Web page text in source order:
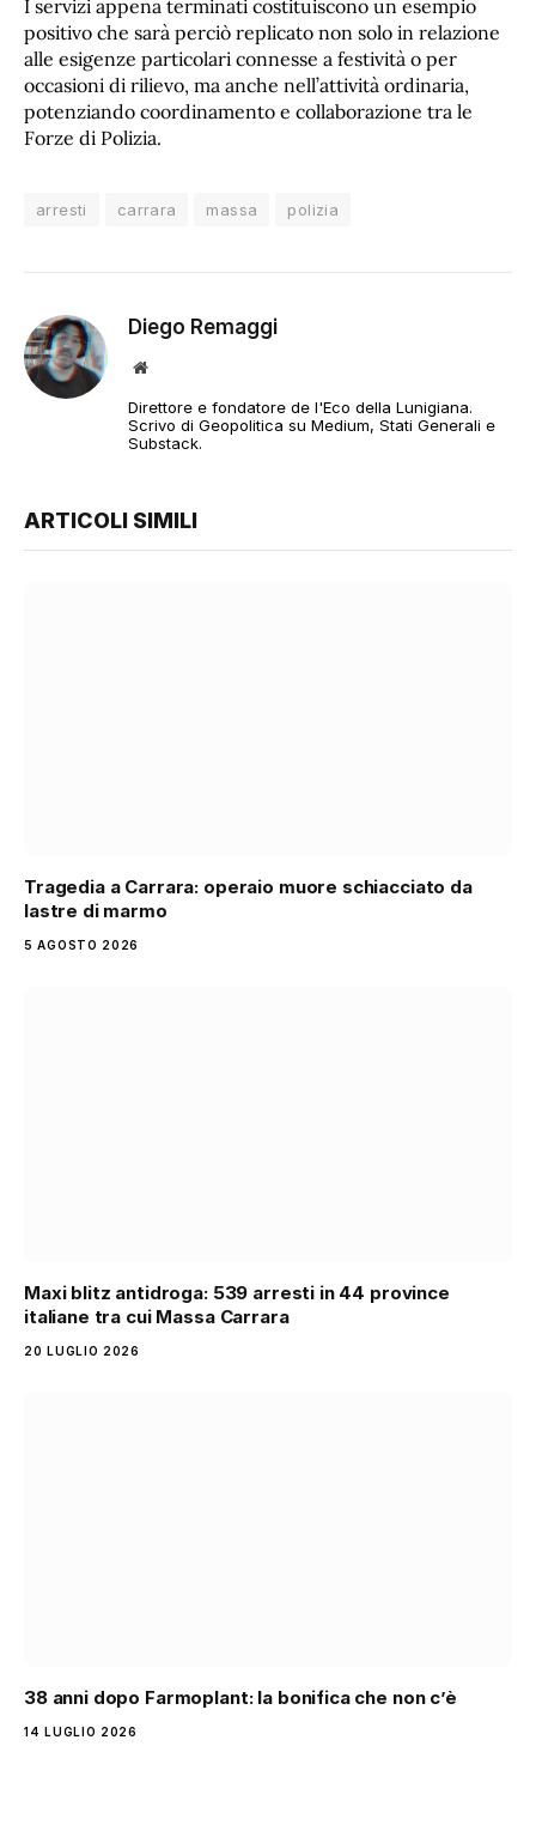
I servizi appena terminati costituiscono un esempio
positivo che sarà perciò replicato non solo in relazione
alle esigenze particolari connesse a festività o per
occasioni di rilievo, ma anche nell’attività ordinaria,
potenziando coordinamento e collaborazione tra le
Forze di Polizia.
arresti carrara massa polizia
Diego Remaggi
Sito
Direttore e fondatore de l'Eco della Lunigiana.
Scrivo di Geopolitica su Medium, Stati Generali e
Substack.
ARTICOLI SIMILI
Tragedia a Carrara: operaio muore schiacciato da
lastre di marmo
5 AGOSTO 2026
Maxi blitz antidroga: 539 arresti in 44 province
italiane tra cui Massa Carrara
20 LUGLIO 2026
38 anni dopo Farmoplant: la bonifica che non c’è
14 LUGLIO 2026